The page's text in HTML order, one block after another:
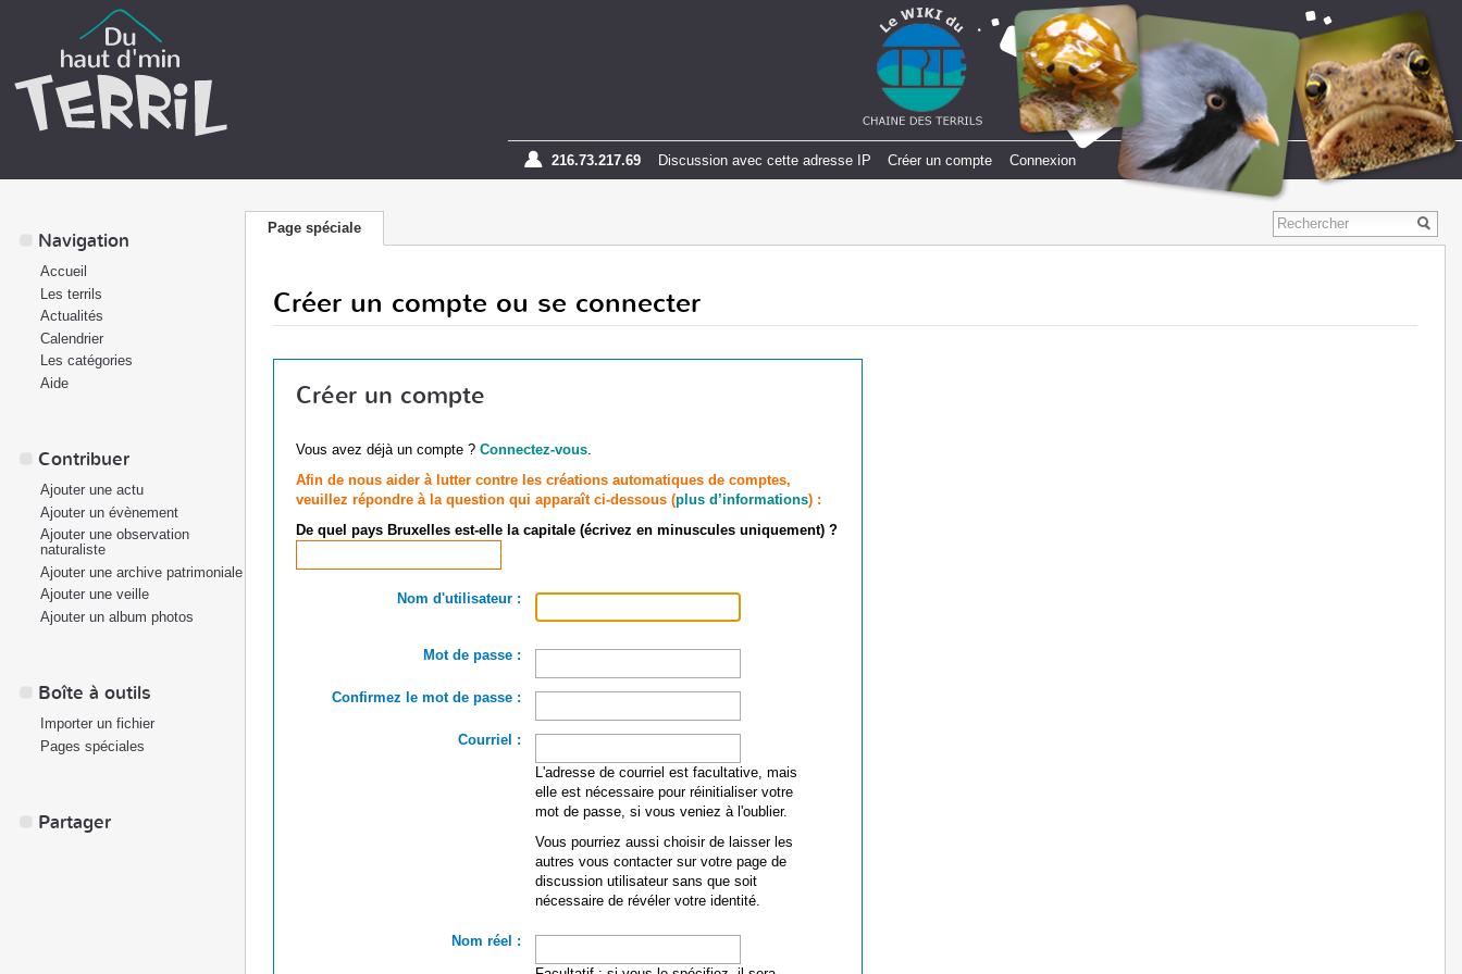
216.73.217.69 Discussion avec cette adresse IP Créer un compte Connexion
Page spéciale
Créer un compte ou se connecter
Créer un compte
Vous avez déjà un compte ? Connectez-vous
Afin de nous aider à lutter contre les créations automatiques de comptes,
veuillez répondre à la question qui apparaît ci-dessous (plus d’informations) :
De quel pays Bruxelles est-elle la capitale (écrivez en minuscules uniquement) ?
Nom d'utilisateur :
Mot de passe :
Confirmez le mot de passe :
Courriel :
L'adresse de courriel est facultative, mais
elle est nécessaire pour réinitialiser votre
mot de passe, si vous veniez à l'oublier.
Vous pourriez aussi choisir de laisser les
autres vous contacter sur votre page de
discussion utilisateur sans que soit
nécessaire de révéler votre identité.
Nom réel :
Navigation
Accueil
Les terrils
Actualités
Calendrier
Les catégories
Aide
Contribuer
Ajouter une actu
Ajouter un évènement
Ajouter une observation
naturaliste
Ajouter une archive patrimoniale
Ajouter une veille
Ajouter un album photos
Boîte à outils
Importer un fichier
Pages spéciales
Partager